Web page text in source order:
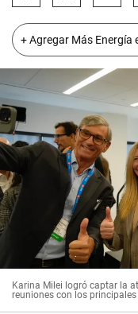
+ Agregar Más Energía
Karina Milei logró captar la
reuniones con los